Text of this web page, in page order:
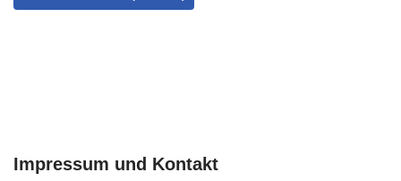
Impressum und Kontakt